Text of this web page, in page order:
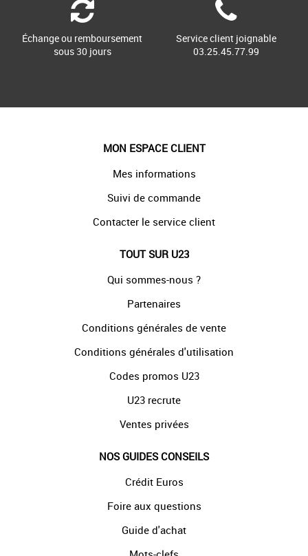
Échange ou remboursement
sous 30 jours
Service client joignable
03.25.45.77.99
MON ESPACE CLIENT
Mes informations
Suivi de commande
Contacter le service client
TOUT SUR U23
Qui sommes-nous ?
Partenaires
Conditions générales de vente
Conditions générales d'utilisation
Codes promos U23
U23 recrute
Ventes privées
NOS GUIDES CONSEILS
Crédit Euros
Foire aux questions
Guide d'achat